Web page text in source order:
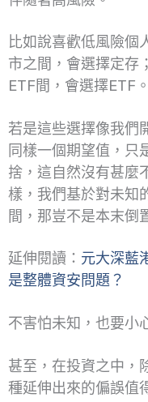
比如說喜歡低風險個
市之間，會選擇定存
ETF間，會選擇ETF。
若是這些選擇像我們
同樣一個期望值，只
捨，這自然沒有甚麼
樣，我們基於對未知
間，那豈不是本末倒
延伸閱讀： 元大深藍
是整體資安問題？
不害怕未知，也要小
甚至，在投資之中，
種延伸出來的偏誤值